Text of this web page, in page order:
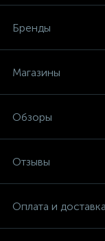
Бренды
Магазины
Обзоры
Отзывы
Оплата и доставка